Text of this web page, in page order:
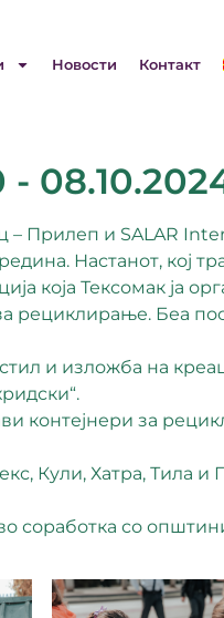
Новости Контакт
– Прилеп и SALAR
Настанот, кој
која Тексомак ја
рециклирање. Беа
и изложба на
контејнери за
Кули, Хатра, Тила и
соработка со